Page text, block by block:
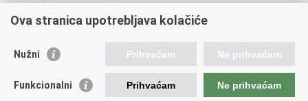
Korisne poveznice
Vlada RH
Ova stranica upotrebljava kolačiće
Nužni Prihvaćam Ne prihvaćam
Funkcionalni Prihvaćam Ne prihvaćam